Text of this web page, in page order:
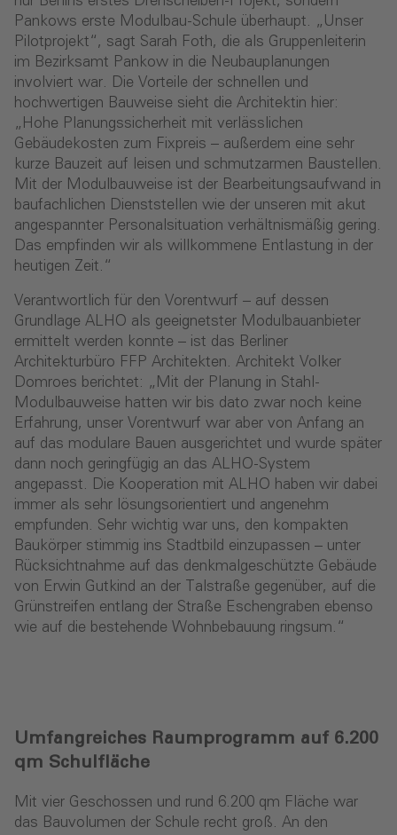
Pankows erste Modulbau-Schule überhaupt. „Unser
Pilotprojekt“, sagt Sarah Foth, die als Gruppenleiterin
im Bezirksamt Pankow in die Neubauplanungen
involviert war. Die Vorteile der schnellen und
hochwertigen Bauweise sieht die Architektin hier:
„Hohe Planungssicherheit mit verlässlichen
Gebäudekosten zum Fixpreis – außerdem eine sehr
kurze Bauzeit auf leisen und schmutzarmen Baustellen.
Mit der Modulbauweise ist der Bearbeitungsaufwand in
baufachlichen Dienststellen wie der unseren mit akut
angespannter Personalsituation verhältnismäßig gering.
Das empfinden wir als willkommene Entlastung in der
heutigen Zeit.“
Verantwortlich für den Vorentwurf – auf dessen
Grundlage ALHO als geeignetster Modulbauanbieter
ermittelt werden konnte – ist das Berliner
Architekturbüro FFP Architekten. Architekt Volker
Domroes berichtet: „Mit der Planung in Stahl-
Modulbauweise hatten wir bis dato zwar noch keine
Erfahrung, unser Vorentwurf war aber von Anfang an
auf das modulare Bauen ausgerichtet und wurde später
dann noch geringfügig an das ALHO-System
angepasst. Die Kooperation mit ALHO haben wir dabei
immer als sehr lösungsorientiert und angenehm
empfunden. Sehr wichtig war uns, den kompakten
Baukörper stimmig ins Stadtbild einzupassen – unter
Rücksichtnahme auf das denkmalgeschützte Gebäude
von Erwin Gutkind an der Talstraße gegenüber, auf die
Grünstreifen entlang der Straße Eschengraben ebenso
wie auf die bestehende Wohnbebauung ringsum.“
Umfangreiches Raumprogramm auf 6.200
qm Schulfläche
Mit vier Geschossen und rund 6.200 qm Fläche war
das Bauvolumen der Schule recht groß. An den